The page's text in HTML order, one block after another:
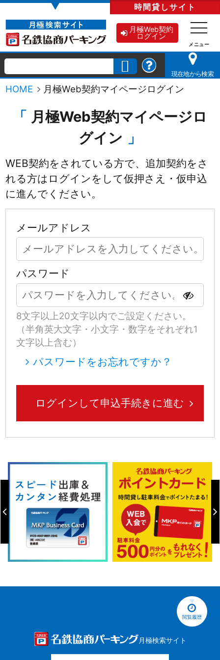
▼ 時間貸しサイト
月極Web契約
ログイン
現在地から検索
HOME 月極Web契約マイページログイン
月極Web契約マイページロ
グイン
WEB契約をされている方で、追加契約をさ
れる方は ログインをして仮押さえ・仮申込
に進んでください。
メールアドレス
パスワード
8文字以上20文字以内でご設定ください。
（半角英大文字・小文字・数字をそれぞれ1
文字以上含む）
パスワードをお忘れですか？
閲覧履歴
月極検索サイト